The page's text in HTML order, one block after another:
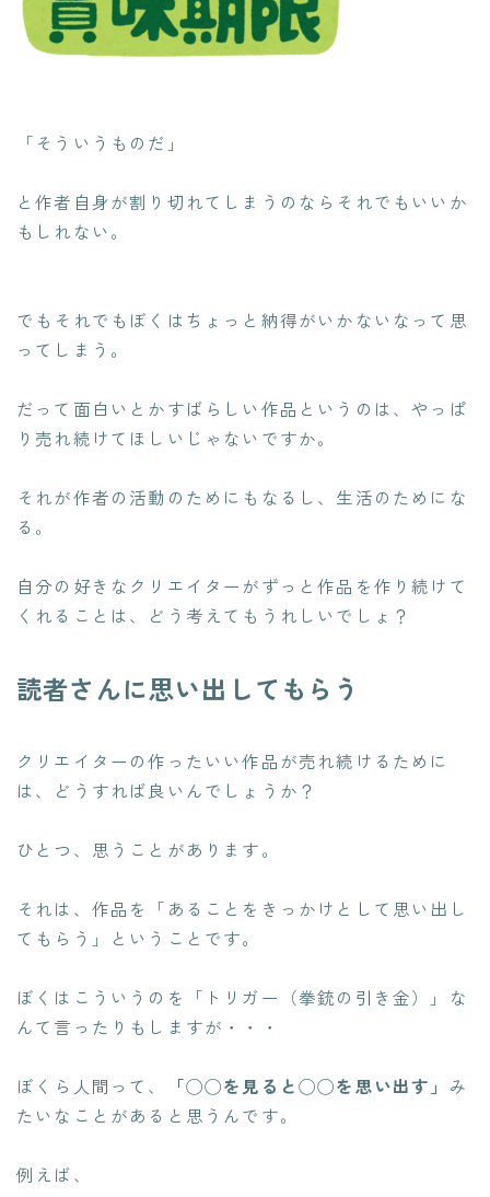
「そういうものだ」
と作者自身が割り切れてしまうのならそれでもいいか
もしれない。
でもそれでもぼくはちょっと納得がいかないなって思
ってしまう。
だって面白いとかすばらしい作品というのは、やっぱ
り売れ続けてほしいじゃないですか。
それが作者の活動のためにもなるし、生活のためにな
る。
自分の好きなクリエイターがずっと作品を作り続けて
くれることは、どう考えてもうれしいでしょ？
読者さんに思い出してもらう
クリエイターの作ったいい作品が売れ続けるために
は、どうすれば良いんでしょうか？
ひとつ、思うことがあります。
それは、作品を
「あることをきっかけとして思い出し
てもらう」
ということです。
ぼくはこういうのを「トリガー（拳銃の引き金）」な
んて言ったりもしますが・・・
ぼくら人間って、 「◯◯を見ると◯◯を思い出す」 み
たいなことがあると思うんです。
例えば、